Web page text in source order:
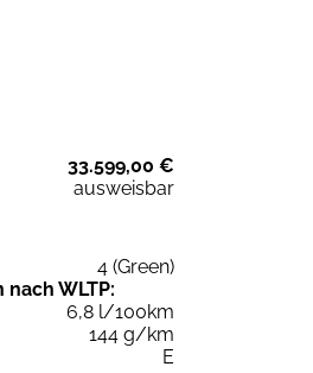
33.599,00 €
ausweisbar
4 (Green)
WLTP:
6,8 l/100km
144 g/km
E